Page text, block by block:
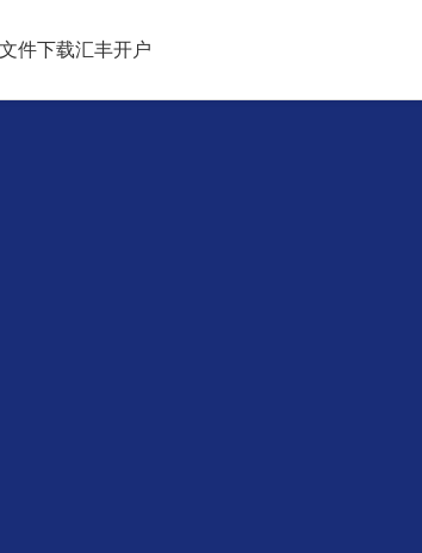
文件下载汇丰开户